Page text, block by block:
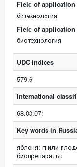
Field of application
битехнология
Field of application
биотехнология
UDC indices
579.6
International
68.03.07;
Key words in
яблоня; гнили
биопрепараты;